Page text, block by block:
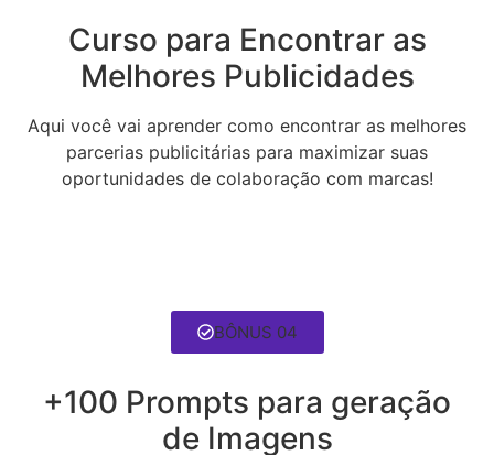
Curso para Encontrar as
Melhores Publicidades
Aqui você vai aprender como encontrar as melhores
parcerias publicitárias para maximizar suas
oportunidades de colaboração com marcas!
BÔNUS 04
+100 Prompts para geração
de Imagens